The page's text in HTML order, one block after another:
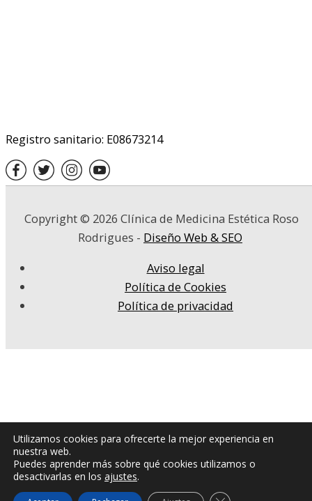
Registro sanitario: E08673214
Copyright © 2026 Clínica de Medicina Estética Roso
Rodrigues - Diseño Web & SEO
Aviso legal
Política de Cookies
Política de privacidad
Utilizamos cookies para ofrecerte la mejor experiencia en
nuestra web.
Puedes aprender más sobre qué cookies utilizamos o
desactivarlas en los ajustes.